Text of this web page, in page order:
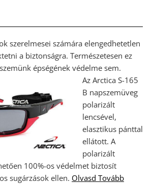
szerelmesei számára elengedhetetlen
a biztonságra. Természetesen ez
épségének védelme sem.
Az Arctica S-165
B napszemüveg
polarizált
lencsével,
elasztikus pánttal
ellátott. A
polarizált
100%-os védelmet biztosít
sugárzások ellen. Olvasd Tovább